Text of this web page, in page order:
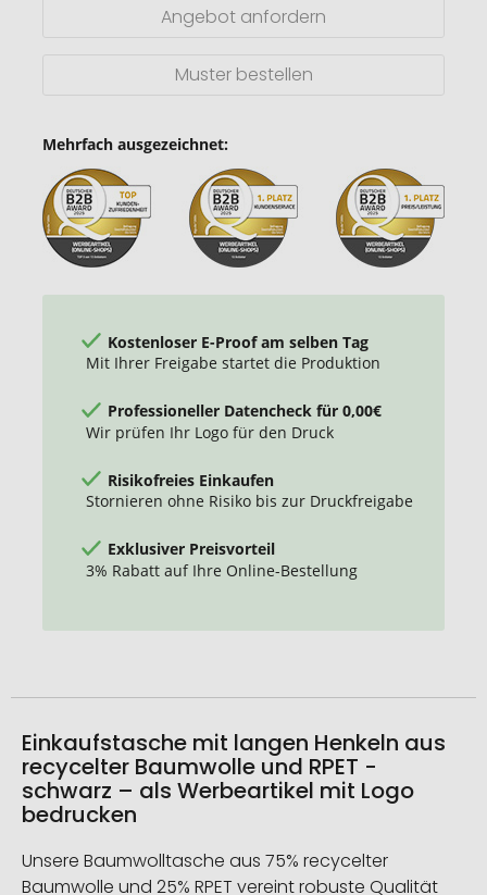
Angebot anfordern
Muster bestellen
Mehrfach ausgezeichnet:
Kostenloser E-Proof am selben Tag
Mit Ihrer Freigabe startet die Produktion
Professioneller Datencheck für 0,00€
Wir prüfen Ihr Logo für den Druck
Risikofreies Einkaufen
Stornieren ohne Risiko bis zur Druckfreigabe
Exklusiver Preisvorteil
3% Rabatt auf Ihre Online-Bestellung
Einkaufstasche mit langen Henkeln aus
recycelter Baumwolle und RPET -
schwarz – als Werbeartikel mit Logo
bedrucken
Unsere Baumwolltasche aus 75% recycelter
Baumwolle und 25% RPET vereint robuste Qualität